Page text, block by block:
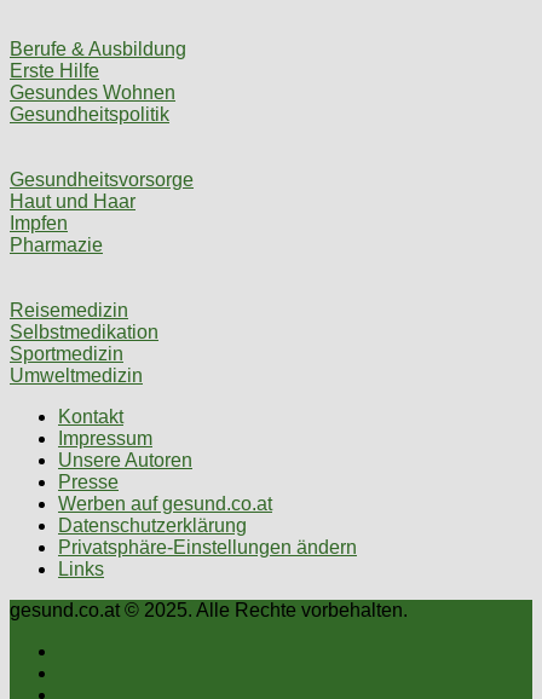
Berufe & Ausbildung
Erste Hilfe
Gesundes Wohnen
Gesundheitspolitik
Gesundheitsvorsorge
Haut und Haar
Impfen
Pharmazie
Reisemedizin
Selbstmedikation
Sportmedizin
Umweltmedizin
Kontakt
Impressum
Unsere Autoren
Presse
Werben auf gesund.co.at
Datenschutzerklärung
Privatsphäre-Einstellungen ändern
Links
gesund.co.at © 2025. Alle Rechte vorbehalten.